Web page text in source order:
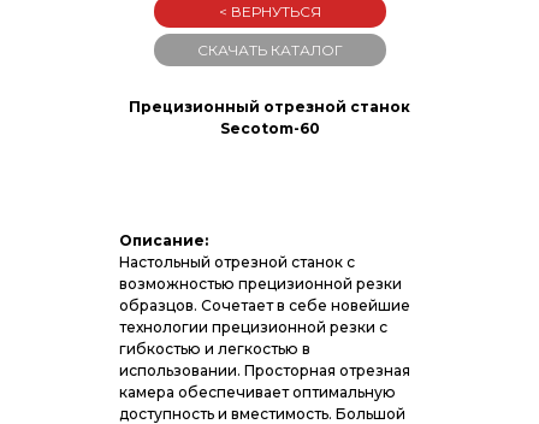
Описание:
Настольный отрезной станок с
возможностью прецизионной резки
образцов. Сочетает в себе новейшие
технологии прецизионной резки с
гибкостью и легкостью в
использовании. Просторная отрезная
камера обеспечивает оптимальную
доступность и вместимость. Большой
Прецизионный отрезной станок
Secotom-60
< ВЕРНУТЬСЯ
СКАЧАТЬ КАТАЛОГ